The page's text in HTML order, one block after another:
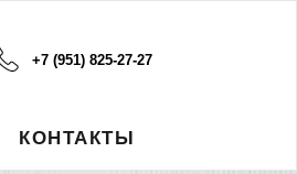
+7 (951) 825-27-27
КОНТАКТЫ